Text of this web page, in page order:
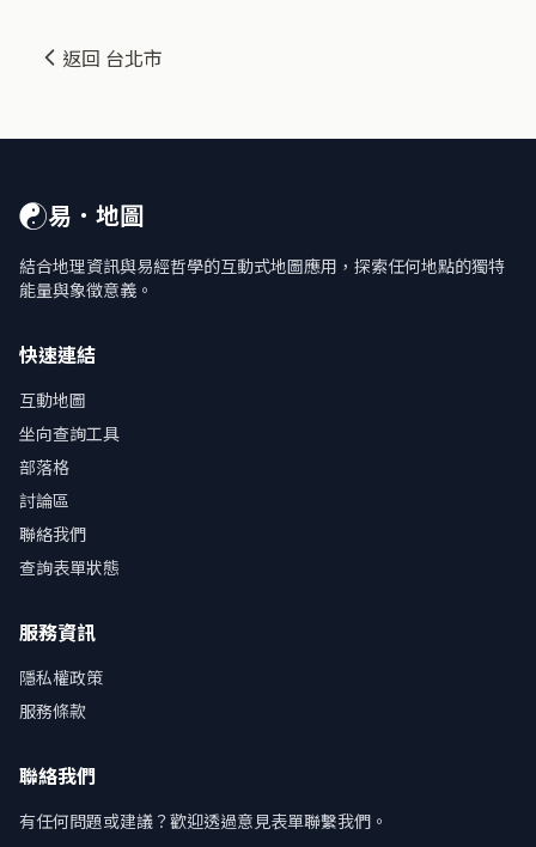
返回 台北市
☯易．地圖
結合地理資訊與易經哲學的互動式地圖應用，探索任何地點的獨特
能量與象徵意義。
快速連結
互動地圖
坐向查詢工具
部落格
討論區
聯絡我們
查詢表單狀態
服務資訊
隱私權政策
服務條款
聯絡我們
有任何問題或建議？歡迎透過意見表單聯繫我們。